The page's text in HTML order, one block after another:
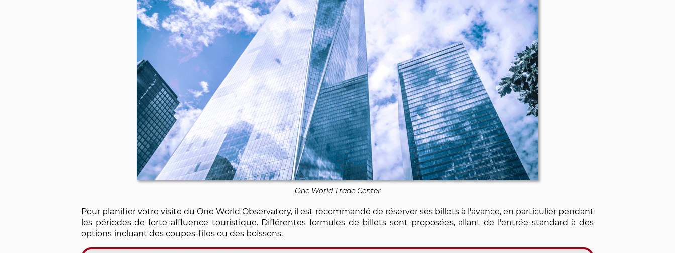
One World Trade Center
Pour planifier votre visite du One World Observatory, il est recommandé de réserver ses billets à l'avance, en particulier pendant
les périodes de forte affluence touristique. Différentes formules de billets sont proposées, allant de l'entrée standard à des
options incluant des coupes-files ou des boissons.